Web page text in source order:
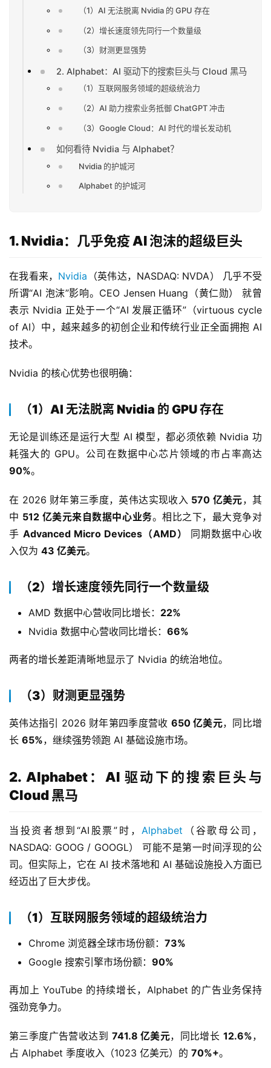
（1）AI 无法脱离 Nvidia 的 GPU 存在
（2）增长速度领先同行一个数量级
（3）财测更显强势
2. Alphabet：AI 驱动下的搜索巨头与 Cloud 黑马
（1）互联网服务领域的超级统治力
（2）AI 助力搜索业务抵御 ChatGPT 冲击
（3）Google Cloud：AI 时代的增长发动机
如何看待 Nvidia 与 Alphabet？
Nvidia 的护城河
Alphabet 的护城河
1. Nvidia：几乎免疫 AI 泡沫的超级巨头
在我看来， Nvidia （英伟达，NASDAQ: NVDA） 几乎不受
所谓“AI 泡沫”影响。CEO Jensen Huang（黄仁勋） 就曾
表示 Nvidia 正处于一个“AI 发展正循环”（virtuous cycle
of AI）中，越来越多的初创企业和传统行业正全面拥抱 AI
技术。
Nvidia 的核心优势也很明确：
（1）AI 无法脱离 Nvidia 的 GPU 存在
无论是训练还是运行大型 AI 模型，都必须依赖 Nvidia 功
90%。
在 2026 财年第三季度，英伟达实现收入 570 亿美元，其
中 512 亿美元来自数据中心业务。相比之下，最大竞争对
手 Advanced Micro Devices（AMD）
同期数据中心收
入仅为 43 亿美元。
（2）增长速度领先同行一个数量级
AMD 数据中心营收同比增长： 22%
Nvidia 数据中心营收同比增长： 66%
两者的增长差距清晰地显示了 Nvidia 的统治地位。
（3）财测更显强势
英伟达指引 2026 财年第四季度营收 650 亿美元，同比增
长 65%，继续强势领跑 AI 基础设施市场。
2. Alphabet：AI 驱动下的搜索巨头与
Cloud 黑马
当投资者想到“AI股票”时， Alphabet （谷歌母公司，
NASDAQ: GOOG / GOOGL） 可能不是第一时间浮现的公
司。但实际上，它在 AI 技术落地和 AI 基础设施投入方面已
经迈出了巨大步伐。
（1）互联网服务领域的超级统治力
Chrome 浏览器全球市场份额： 73%
Google 搜索引擎市场份额： 90%
再加上 YouTube 的持续增长，Alphabet 的广告业务保持
强劲竞争力。
第三季度广告营收达到 741.8 亿美元，同比增长 12.6%，
占 Alphabet 季度收入（1023 亿美元）的 70%+。